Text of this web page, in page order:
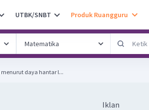
UTBK/SNBT Produk Ruangguru
daya hantar l...
Iklan